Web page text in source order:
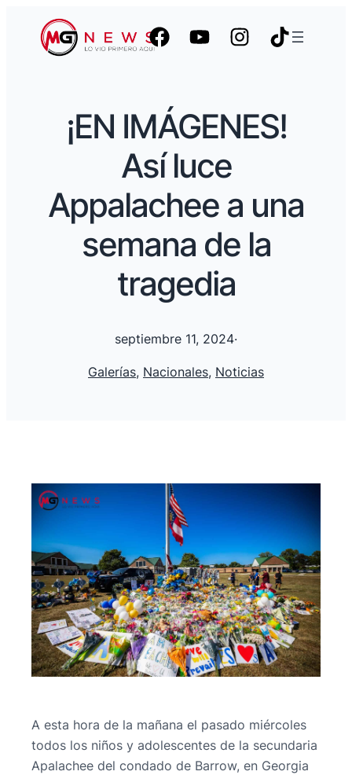
¡EN IMÁGENES!
Así luce
Appalachee a una
semana de la
tragedia
septiembre 11, 2024·
Galerías, Nacionales, Noticias
A esta hora de la mañana el pasado miércoles
todos los niños y adolescentes de la secundaria
Apalachee del condado de Barrow, en Georgia